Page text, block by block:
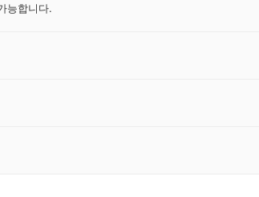
능합니다.